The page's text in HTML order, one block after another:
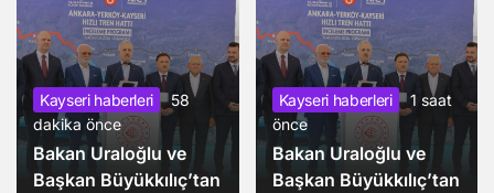
Kayseri haberleri
58
dakika önce
Bakan Uraloğlu ve
Başkan Büyükkılıç’tan
Kayseri haberleri
1 saat
önce
Bakan Uraloğlu ve
Başkan Büyükkılıç’tan